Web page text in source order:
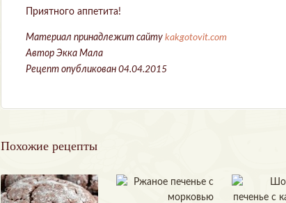
Приятного аппетита!
Материал принадлежит сайту kakgotovit.com
Автор Экка Мала
Рецепт опубликован 04.04.2015
Похожие рецепты